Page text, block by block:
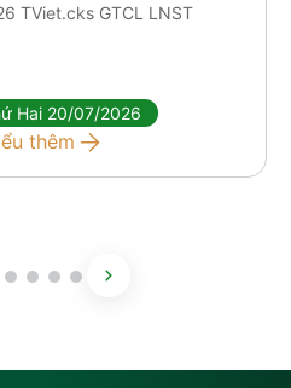
TViet.cks GTCL LNST
Hai 20/07/2026
thêm